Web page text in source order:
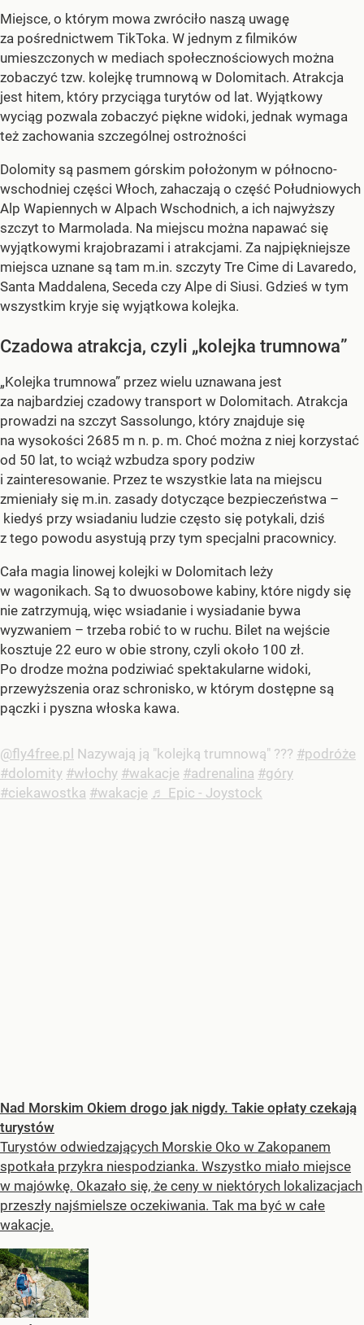
Miejsce, o którym mowa zwróciło naszą uwagę
za pośrednictwem TikToka. W jednym z filmików
umieszczonych w mediach społecznościowych można
zobaczyć tzw. kolejkę trumnową w Dolomitach. Atrakcja
jest hitem, który przyciąga turytów od lat. Wyjątkowy
wyciąg pozwala zobaczyć piękne widoki, jednak wymaga
też zachowania szczególnej ostrożności
Dolomity są pasmem górskim położonym w północno-
wschodniej części Włoch, zahaczają o część Południowych
Alp Wapiennych w Alpach Wschodnich, a ich najwyższy
szczyt to Marmolada. Na miejscu można napawać się
wyjątkowymi krajobrazami i atrakcjami. Za najpiękniejsze
miejsca uznane są tam m.in. szczyty Tre Cime di Lavaredo,
Santa Maddalena, Seceda czy Alpe di Siusi. Gdzieś w tym
wszystkim kryje się wyjątkowa kolejka.
Czadowa atrakcja, czyli „kolejka trumnowa”
„Kolejka trumnowa” przez wielu uznawana jest
za najbardziej czadowy transport w Dolomitach. Atrakcja
prowadzi na szczyt Sassolungo, który znajduje się
na wysokości 2685 m n. p. m. Choć można z niej korzystać
od 50 lat, to wciąż wzbudza spory podziw
i zainteresowanie. Przez te wszystkie lata na miejscu
zmieniały się m.in. zasady dotyczące bezpieczeństwa –
kiedyś przy wsiadaniu ludzie często się potykali, dziś
z tego powodu asystują przy tym specjalni pracownicy.
Cała magia linowej kolejki w Dolomitach leży
w wagonikach. Są to dwuosobowe kabiny, które nigdy się
nie zatrzymują, więc wsiadanie i wysiadanie bywa
wyzwaniem – trzeba robić to w ruchu. Bilet na wejście
kosztuje 22 euro w obie strony, czyli około 100 zł.
Po drodze można podziwiać spektakularne widoki,
przewyższenia oraz schronisko, w którym dostępne są
pączki i pyszna włoska kawa.
@fly4free.pl Nazywają ją "kolejką trumnową" ??? #podróże
#dolomity #włochy #wakacje #adrenalina #góry
#ciekawostka #wakacje ♬ Epic - Joystock
Nad Morskim Okiem drogo jak nigdy. Takie opłaty czekają
turystów
Turystów odwiedzających Morskie Oko w Zakopanem
spotkała przykra niespodzianka. Wszystko miało miejsce
w majówkę. Okazało się, że ceny w niektórych lokalizacjach
przeszły najśmielsze oczekiwania. Tak ma być w całe
wakacje.